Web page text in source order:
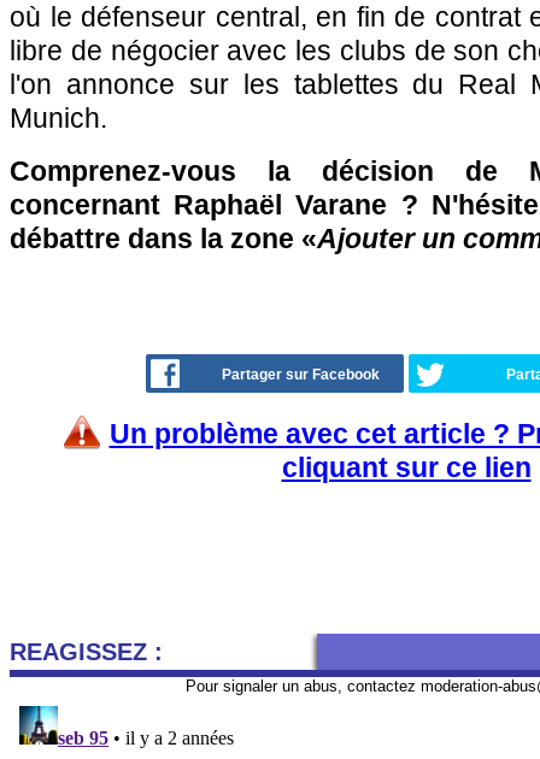
où le défenseur central, en fin de contrat
libre de négocier avec les clubs de son
l'on annonce sur les tablettes du Real
Munich.
Comprenez-vous la décision de
concernant Raphaël Varane ?
débattre dans la zone «Ajouter un
Partager sur Facebook
Un problème avec cet article ?
cliquant sur ce lien
REAGISSEZ :
Pour signaler un abus, contactez moderation-